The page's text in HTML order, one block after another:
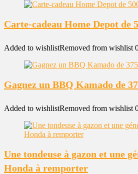
Carte-cadeau Home Depot de
Added to wishlistRemoved from wishlist
Gagnez un BBQ Kamado de
Added to wishlistRemoved from wishlist
Une tondeuse à gazon et une
Honda à remporter